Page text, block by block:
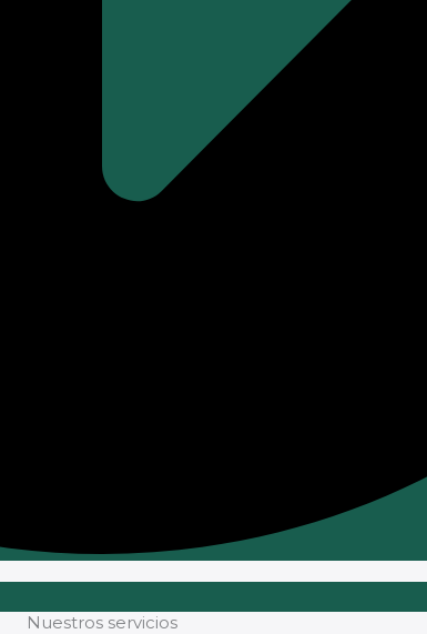
Nuestros servicios